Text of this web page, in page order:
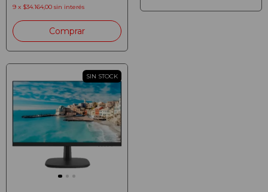
9 x $34.164,00 sin interés
SIN STOCK